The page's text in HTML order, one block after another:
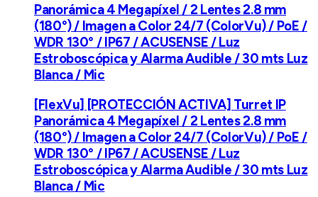
Panorámica 4 Megapíxel / 2 Lentes 2.8 mm
(180°) / Imagen a Color 24/7 (ColorVu) / PoE /
WDR 130° / IP67 / ACUSENSE / Luz
Estroboscópica y Alarma Audible / 30 mts Luz
Blanca / Mic
[FlexVu] [PROTECCIÓN ACTIVA] Turret IP
Panorámica 4 Megapíxel / 2 Lentes 2.8 mm
(180°) / Imagen a Color 24/7 (ColorVu) / PoE /
WDR 130° / IP67 / ACUSENSE / Luz
Estroboscópica y Alarma Audible / 30 mts Luz
Blanca / Mic